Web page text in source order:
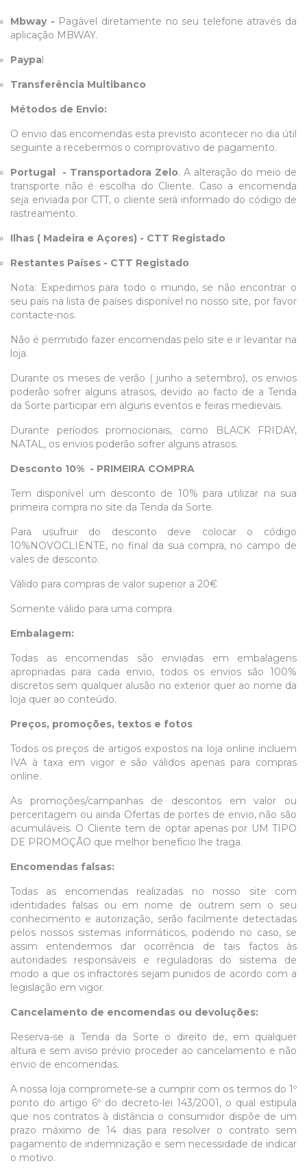
Mbway - Pagável diretamente no seu telefone através da
aplicação MBWAY.
Paypal
Transferência Multibanco
Métodos de Envio:
O envio das encomendas esta previsto acontecer no dia útil
seguinte a recebermos o comprovativo de pagamento.
Portugal - Transportadora Zelo. A alteração do meio de
transporte não é escolha do Cliente. Caso a encomenda
seja enviada por CTT, o cliente será informado do código de
rastreamento.
Ilhas ( Madeira e Açores) - CTT Registado
Restantes Países - CTT Registado
Nota: Expedimos para todo o mundo, se não encontrar o
seu país na lista de países disponível no nosso site, por favor
contacte-nos.
Não é permitido fazer encomendas pelo site e ir levantar na
loja.
Durante os meses de verão ( junho a setembro), os envios
poderão sofrer alguns atrasos, devido ao facto de a Tenda
da Sorte participar em alguns eventos e feiras medievais.
Durante períodos promocionais, como BLACK FRIDAY,
NATAL, os envios poderão sofrer alguns atrasos.
Desconto 10% - PRIMEIRA COMPRA
Tem disponível um desconto de 10% para utilizar na sua
primeira compra no site da Tenda da Sorte.
Para usufruir do desconto deve colocar o código
10%NOVOCLIENTE, no final da sua compra, no campo de
vales de desconto.
Válido para compras de valor superior a 20€
Somente válido para uma compra
Embalagem:
Todas as encomendas são enviadas em embalagens
apropriadas para cada envio, todos os envios são 100%
discretos sem qualquer alusão no exterior quer ao nome da
loja quer ao conteúdo.
Preços, promoções, textos e fotos
Todos os preços de artigos expostos na loja online incluem
IVA à taxa em vigor e são válidos apenas para compras
online.
As promoções/campanhas de descontos em valor ou
percentagem ou ainda Ofertas de portes de envio, não são
acumuláveis. O Cliente tem de optar apenas por UM TIPO
DE PROMOÇÃO que melhor benefício lhe traga.
Encomendas falsas:
Todas as encomendas realizadas no nosso site com
identidades falsas ou em nome de outrem sem o seu
conhecimento e autorização, serão facilmente detectadas
pelos nossos sistemas informáticos, podendo no caso, se
assim entendermos dar ocorrência de tais factos às
autoridades responsáveis e reguladoras do sistema de
modo a que os infractores sejam punidos de acordo com a
legislação em vigor.
Cancelamento de encomendas ou devoluções:
Reserva-se a Tenda da Sorte o direito de, em qualquer
altura e sem aviso prévio proceder ao cancelamento e não
envio de encomendas.
A nossa loja compromete-se a cumprir com os termos do 1º
ponto do artigo 6º do decreto-lei 143/2001, o qual estipula
que nos contratos à distância o consumidor dispõe de um
prazo máximo de 14 dias para resolver o contrato sem
pagamento de indemnização e sem necessidade de indicar
o motivo.